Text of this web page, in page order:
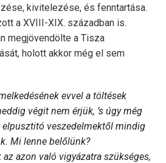
kivitelezése, és fenntartása.
a XVIII-XIX. században is.
megjövendölte a Tisza
holott akkor még el sem
evvel a töltések
végit nem érjük, ’s úgy még
elpusztitó veszedelmektől mindig
Mi lenne belőlünk?
azon való vigyázatra szükséges,